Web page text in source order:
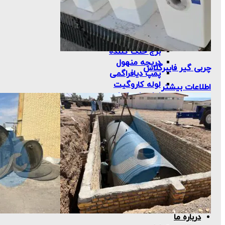
مخزن اسید
fiberglass-tank
مخزن موادشیمیایی
سایرمحصولات
برج خنک کننده
دریچه منهول
پمپ دیافراگمی
لوله کاروگیت
لوله پلی اتیلن
دیفیوزر
فیلتر ممبران
آشغالگیر
پروژه ها
خدمات
مشاوره
طراحی
نصب و اجرا
نگهداری
مقالات
درباره ما
چربی گیر فایبرگلاس
اطلاعات بیشتر